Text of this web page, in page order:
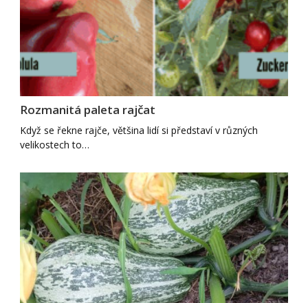
Rozmanitá paleta rajčat
Když se řekne rajče, většina lidí si představí v různých
velikostech to…